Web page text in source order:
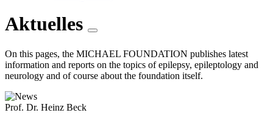
Aktuelles
On this pages, the MICHAEL FOUNDATION publishes latest
information and reports on the topics of epilepsy, epileptology and
neurology and of course about the foundation itself.
Prof. Dr. Heinz Beck